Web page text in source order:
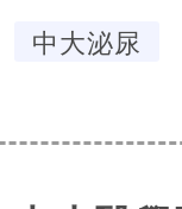
中大泌尿